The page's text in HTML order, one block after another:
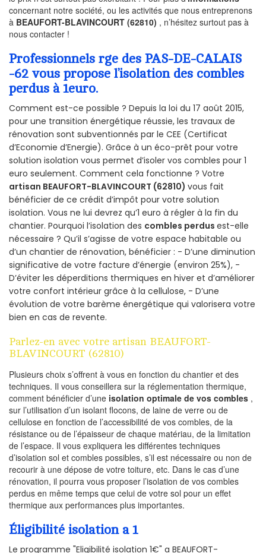
concernant notre société, ou les activités que nous entreprenons
à BEAUFORT-BLAVINCOURT (62810) , n’hésitez surtout pas à
nous contacter !
Professionnels rge des PAS-DE-CALAIS
-62 vous propose l’isolation des combles
perdus à 1euro.
Comment est-ce possible ? Depuis la loi du 17 août 2015,
pour une transition énergétique réussie, les travaux de
rénovation sont subventionnés par le CEE (Certificat
d’Economie d’Energie). Grâce à un éco-prêt pour votre
solution isolation vous permet d’isoler vos combles pour 1
euro seulement. Comment cela fonctionne ? Votre
artisan BEAUFORT-BLAVINCOURT (62810) vous fait
bénéficier de ce crédit d’impôt pour votre solution
isolation. Vous ne lui devrez qu’1 euro à régler à la fin du
chantier. Pourquoi l’isolation des combles perdus est-elle
nécessaire ? Qu’il s’agisse de votre espace habitable ou
d’un chantier de rénovation, bénéficier : - D’une diminution
significative de votre facture d’énergie (environ 25%), -
D’éviter les déperditions thermiques en hiver et d’améliorer
votre confort intérieur grâce à la cellulose, - D’une
évolution de votre barème énergétique qui valorisera votre
bien en cas de revente.
Parlez-en avec votre artisan BEAUFORT-
BLAVINCOURT (62810)
Plusieurs choix s’offrent à vous en fonction du chantier et des
techniques. Il vous conseillera sur la réglementation thermique,
comment bénéficier d’une isolation optimale de vos combles ,
sur l’utilisation d’un isolant flocons, de laine de verre ou de
cellulose en fonction de l’accessibilité de vos combles, de la
résistance ou de l’épaisseur de chaque matériau, de la limitation
de l’espace. Il vous expliquera les différentes techniques
d’isolation sol et combles possibles, s’il est nécessaire ou non de
recourir à une dépose de votre toiture, etc. Dans le cas d’une
rénovation, il pourra vous proposer l’isolation de vos combles
perdus en même temps que celui de votre sol pour un effet
thermique aux performances plus importantes.
Éligibilité isolation a 1
Le programme "Eligibilité isolation 1€" a BEAUFORT-